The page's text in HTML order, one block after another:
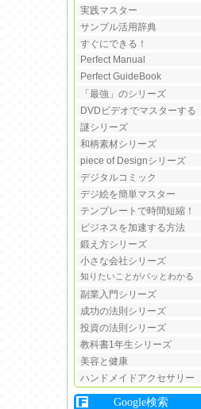
実践マスター
サンプル活用辞典
すぐにできる！
Perfect Manual
Perfect GuideBook
「最強」のシリーズ
DVDビデオでマスターする
謎シリーズ
和柄素材シリーズ
piece of Designシリーズ
デジタルコミック
デジ絵を簡単マスター
テンプレートで時間短縮！
ビジネスを加速する方法
鍛え方シリーズ
小さな会社シリーズ
知りたいことがパッとわかる
副業入門シリーズ
成功の法則シリーズ
投資の法則シリーズ
教科書1年生シリーズ
美容と健康
ハンドメイドアクセサリー
Google検索